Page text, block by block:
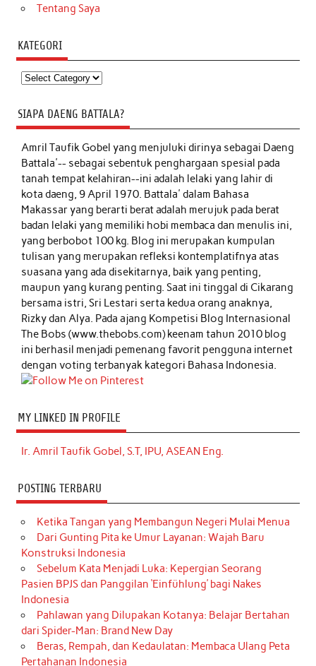
Tentang Saya
KATEGORI
Kategori
SIAPA DAENG BATTALA?
Amril Taufik Gobelyang menjuluki dirinya sebagai Daeng
Battala'-- sebagai sebentuk penghargaan spesial pada
tanah tempat kelahiran--ini adalah lelaki yang lahir di
kota daeng, 9 April 1970. Battala' dalam Bahasa
Makassar yang berarti berat adalah merujuk pada berat
badan lelaki yang memiliki hobi membaca dan menulis ini,
yang berbobot 100 kg. Blog ini merupakan kumpulan
tulisan yang merupakan refleksi kontemplatifnya atas
suasana yang ada disekitarnya, baik yang penting,
maupun yang kurang penting. Saat ini tinggal di Cikarang
bersama istri, Sri Lestari serta kedua orang anaknya,
Rizky dan Alya. Pada ajang Kompetisi Blog Internasional
The Bobs (www.thebobs.com) keenam tahun 2010 blog
ini berhasil menjadi pemenang favorit pengguna internet
dengan voting terbanyak kategori Bahasa Indonesia.
MY LINKED IN PROFILE
Ir. Amril Taufik Gobel, S.T, IPU, ASEAN Eng.
POSTING TERBARU
Ketika Tangan yang Membangun Negeri Mulai Menua
Dari Gunting Pita ke Umur Layanan: Wajah Baru
Konstruksi Indonesia
Sebelum Kata Menjadi Luka: Kepergian Seorang
Pasien BPJS dan Panggilan ‘Einfühlung’ bagi Nakes
Indonesia
Pahlawan yang Dilupakan Kotanya: Belajar Bertahan
dari Spider-Man: Brand New Day
Beras, Rempah, dan Kedaulatan: Membaca Ulang Peta
Pertahanan Indonesia